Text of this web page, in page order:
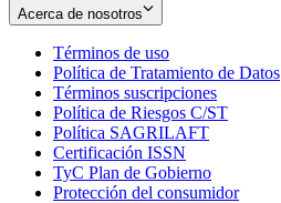
Acerca de nosotros
Términos de uso
in
new
window
Política de Tratamiento de Datos
Términos suscripciones
in
Política de Riesgos C/ST
Política SAGRILAFT
new
window
Certificación ISSN
in
new
TyC Plan de Gobierno
in
Protección del consumidorOpens